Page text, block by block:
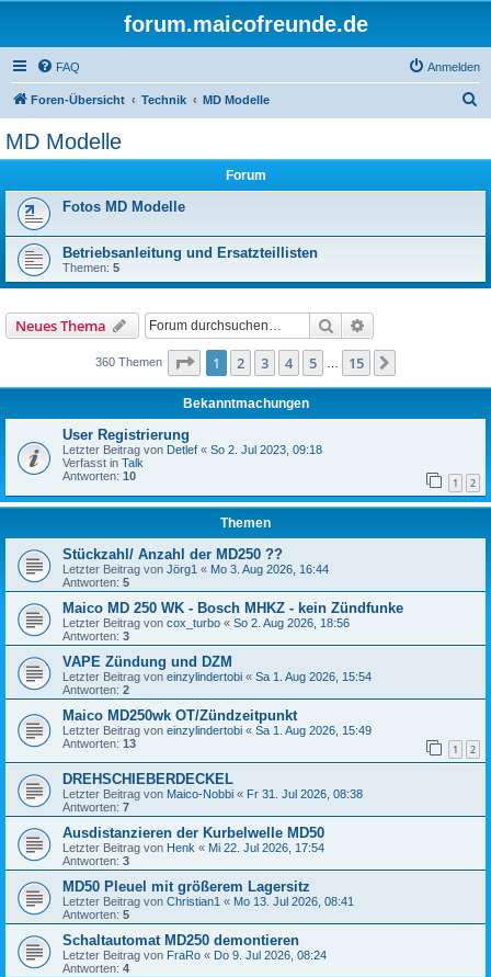
forum.maicofreunde.de
FAQ Anmelden
Foren-Übersicht Technik MD Modelle
MD Modelle
Forum
Fotos MD Modelle
Betriebsanleitung und Ersatzteillisten
Themen: 5
Neues Thema Suche
360 Themen Seite 1von 15
1 2 3 4 5 15
Bekanntmachungen
User Registrierung
Letzter Beitrag von Detlef « So 2. Jul 2023, 09:18
Verfasst in Talk
Antworten: 10 1 2
Themen
Stückzahl/ Anzahl der MD250 ??
Letzter Beitrag von Jörg1 « Mo 3. Aug 2026, 16:44
Antworten: 5
Maico MD 250 WK - Bosch MHKZ - kein Zündfunke
Letzter Beitrag von cox_turbo « So 2. Aug 2026, 18:56
Antworten: 3
VAPE Zündung und DZM
Letzter Beitrag von einzylindertobi « Sa 1. Aug 2026, 15:54
Antworten: 2
Maico MD250wk OT/Zündzeitpunkt
Letzter Beitrag von einzylindertobi « Sa 1. Aug 2026, 15:49
Antworten: 13 1 2
DREHSCHIEBERDECKEL
Letzter Beitrag von Maico-Nobbi « Fr 31. Jul 2026, 08:38
Antworten: 7
Ausdistanzieren der Kurbelwelle MD50
Letzter Beitrag von Henk « Mi 22. Jul 2026, 17:54
Antworten: 3
MD50 Pleuel mit größerem Lagersitz
Letzter Beitrag von Christian1 « Mo 13. Jul 2026, 08:41
Antworten: 5
Schaltautomat MD250 demontieren
Letzter Beitrag von FraRo « Do 9. Jul 2026, 08:24
Antworten: 4